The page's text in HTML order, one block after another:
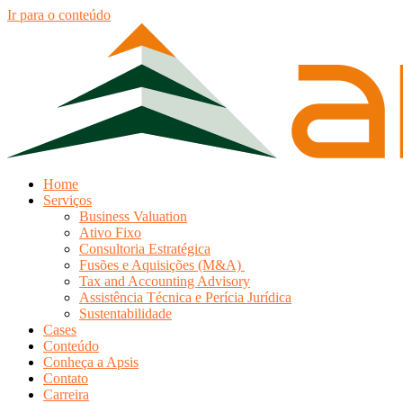
Ir para o conteúdo
Home
Serviços
Business Valuation
Ativo Fixo
Consultoria Estratégica
Fusões e Aquisições (M&A)
Tax and Accounting Advisory
Assistência Técnica e Perícia Jurídica
Sustentabilidade
Cases
Conteúdo
Conheça a Apsis
Contato
Carreira